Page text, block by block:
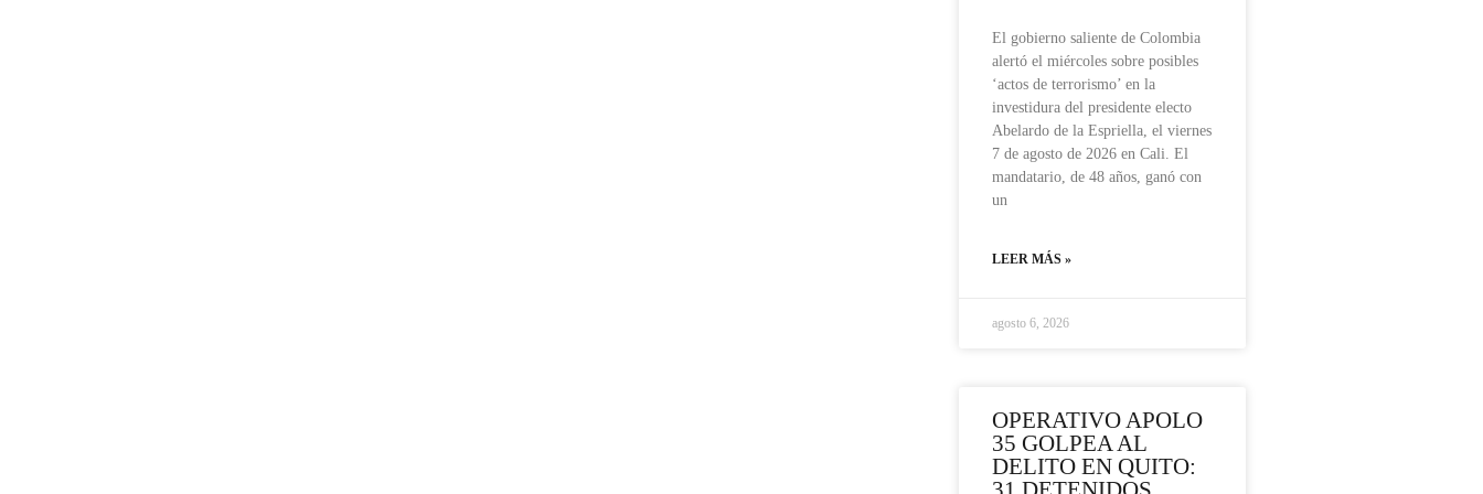
El gobierno saliente de Colombia
alertó el miércoles sobre posibles
‘actos de terrorismo’ en la
investidura del presidente electo
Abelardo de la Espriella, el viernes
7 de agosto de 2026 en Cali. El
mandatario, de 48 años, ganó con
un
LEER MÁS »
agosto 6, 2026
OPERATIVO APOLO
35 GOLPEA AL
DELITO EN QUITO: